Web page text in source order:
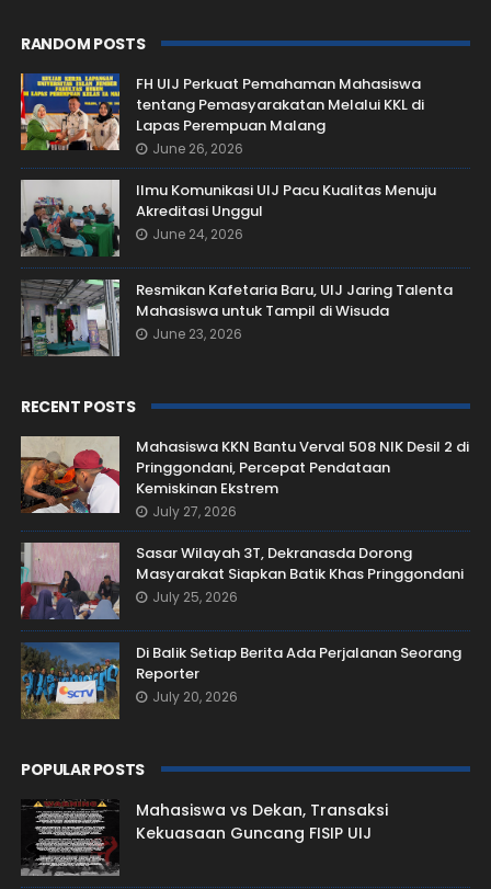
RANDOM POSTS
FH UIJ Perkuat Pemahaman Mahasiswa
tentang Pemasyarakatan Melalui KKL di
Lapas Perempuan Malang
June 26, 2026
Ilmu Komunikasi UIJ Pacu Kualitas Menuju
Akreditasi Unggul
June 24, 2026
Resmikan Kafetaria Baru, UIJ Jaring Talenta
Mahasiswa untuk Tampil di Wisuda
June 23, 2026
RECENT POSTS
Mahasiswa KKN Bantu Verval 508 NIK Desil 2 di
Pringgondani, Percepat Pendataan
Kemiskinan Ekstrem
July 27, 2026
Sasar Wilayah 3T, Dekranasda Dorong
Masyarakat Siapkan Batik Khas Pringgondani
July 25, 2026
Di Balik Setiap Berita Ada Perjalanan Seorang
Reporter
July 20, 2026
POPULAR POSTS
Mahasiswa vs Dekan, Transaksi
Kekuasaan Guncang FISIP UIJ